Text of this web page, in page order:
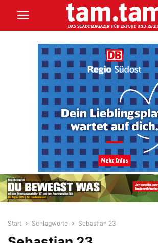
Start Schlagworte Sebastian 23